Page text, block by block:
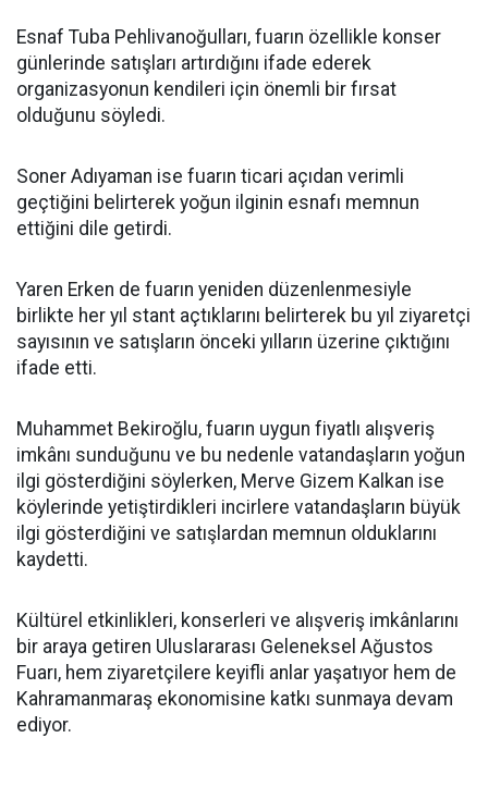
Esnaf Tuba Pehlivanoğulları, fuarın özellikle konser
günlerinde satışları artırdığını ifade ederek
organizasyonun kendileri için önemli bir fırsat
olduğunu söyledi.
Soner Adıyaman ise fuarın ticari açıdan verimli
geçtiğini belirterek yoğun ilginin esnafı memnun
ettiğini dile getirdi.
Yaren Erken de fuarın yeniden düzenlenmesiyle
birlikte her yıl stant açtıklarını belirterek bu yıl ziyaretçi
sayısının ve satışların önceki yılların üzerine çıktığını
ifade etti.
Muhammet Bekiroğlu, fuarın uygun fiyatlı alışveriş
imkânı sunduğunu ve bu nedenle vatandaşların yoğun
ilgi gösterdiğini söylerken, Merve Gizem Kalkan ise
köylerinde yetiştirdikleri incirlere vatandaşların büyük
ilgi gösterdiğini ve satışlardan memnun olduklarını
kaydetti.
Kültürel etkinlikleri, konserleri ve alışveriş imkânlarını
bir araya getiren Uluslararası Geleneksel Ağustos
Fuarı, hem ziyaretçilere keyifli anlar yaşatıyor hem de
Kahramanmaraş ekonomisine katkı sunmaya devam
ediyor.